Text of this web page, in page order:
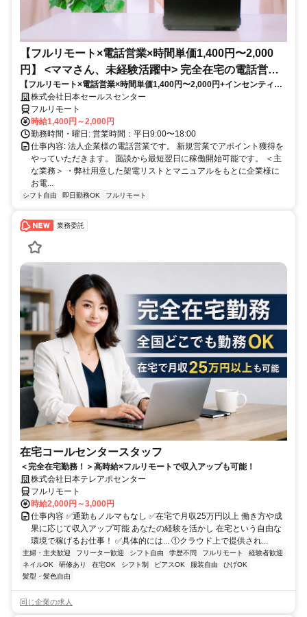
【フルリモート×電話営業×時間単価1,400円〜2,000
円】 <ママさん、未経験活躍中> 完全在宅の電話営業
で家庭と仕事の両立を実現
【フルリモート×電話営業×時間単価1,400円〜2,000円+インセンティブ
あり】 ＜ママさん、未経験活躍中＞ 完全在宅の電話営業で家庭と仕事の
両立を実現
株式会社日本セールスセンター
フルリモート
時給1,400円～2,000円
勤務時間・曜日: 営業時間：平日9:00〜18:00
仕事内容: 法人企業様の電話営業です。 新規営業でアポイント獲得を
やっていただきます。 面談から最短翌日に稼働開始可能です。 ＜主
な業務＞ ・弊社用意した架電リストとマニュアルをもとに企業様に
お電...
シフト自由 即日勤務OK フルリモート
業務委託
在宅コールセンタースタッフ
＜完全在宅勤務！＞高時給×フルリモートで収入アップも可能！
株式会社日本テレアポセンター
フルリモート
時給2,000円～3,000円
仕事内容 ✅通勤もノルマもなし ✅在宅で月収25万円以上 働き方や成
果に応じて収入アップ可能 あなたの経験を活かし 在宅という自由な
環境で稼げるお仕事！ ✅具体的には... ①クラウド上で提供され...
主婦・主夫歓迎 フリーター歓迎 シフト自由 学歴不問 フルリモート
経験者歓迎
ネイルOK
研修あり 在宅OK シフト制 ピアスOK 服装自由
ひげOK
髪型・髪色自由
同じ企業の求人